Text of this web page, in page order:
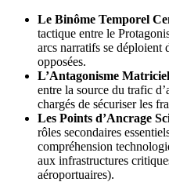
Le Binôme Temporel
tactique entre le
arcs narratifs se déploient
opposées.
L’Antagonisme
entre la source du trafic
chargés de sécuriser les
Les Points d’Ancrage
rôles secondaires
compréhension
aux infrastructures
aéroportuaires).